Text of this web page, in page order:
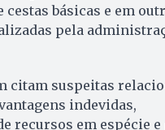
básicas e em
pela
citam suspeitas
indevidas,
recursos em espécie